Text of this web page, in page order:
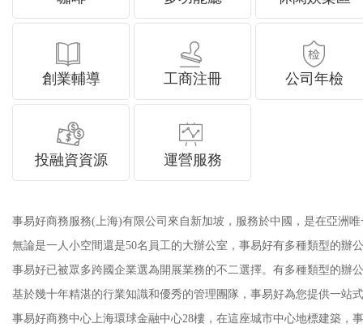
創業輔導 工商注冊 公司年檢
投融資資源 運營服務
事易好商務服務(上海)有限公司 來自新加坡，服務於中國， 是在亞洲唯
無論是一人小空間還是50名員工的大辦公室，事易好有多種類型的辦公
事易好已被眾多跨國企業選為開展業務的不二選擇。有多種類型的辦公室供
基於幾十年精湛的行業知識和優秀的管理團隊，事易好為您提供一站式服
事易好商務中心上海環球金融中心28樓，在這座城市中心地標建築